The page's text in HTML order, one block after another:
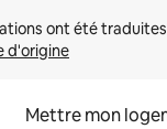
d'origine
Mettre mon